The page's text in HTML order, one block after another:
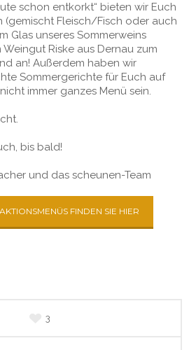
schon entkorkt“ bieten wir Euch
(gemischt Fleisch/Fisch oder auch
Glas unseres Sommerweins
Weingut Riske aus Dernau zum
an! Außerdem haben wir
Sommergerichte für Euch auf
immer ganzes Menü sein.
bis bald!
und das scheunen-Team
FINDEN SIE HIER
3